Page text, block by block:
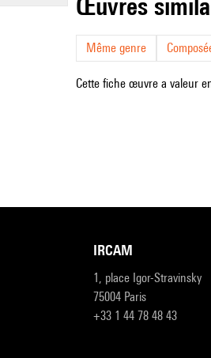
œuvres
Même genre
Cette fiche œuvre a valeur
IRCAM
1, place Igor-Stravinsky
75004 Paris
+33 1 44 78 48 43